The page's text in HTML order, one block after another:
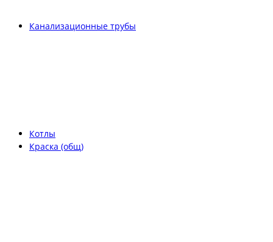
Канализационные трубы
Котлы
Краска (общ)